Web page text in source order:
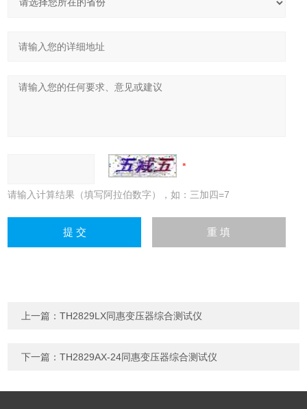
请输入计算结果（填写阿拉伯数字），如：三加四=7
上一篇：TH2829LX同惠变压器综合测试仪
下一篇：TH2829AX-24同惠变压器综合测试仪